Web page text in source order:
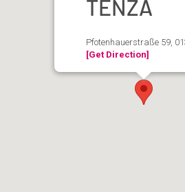
TENZA
Pfotenhauerstraße 59,
[Get Direction]